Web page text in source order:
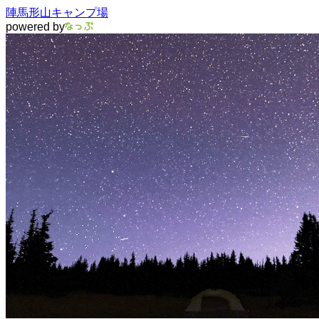
陣馬形山キャンプ場
powered by